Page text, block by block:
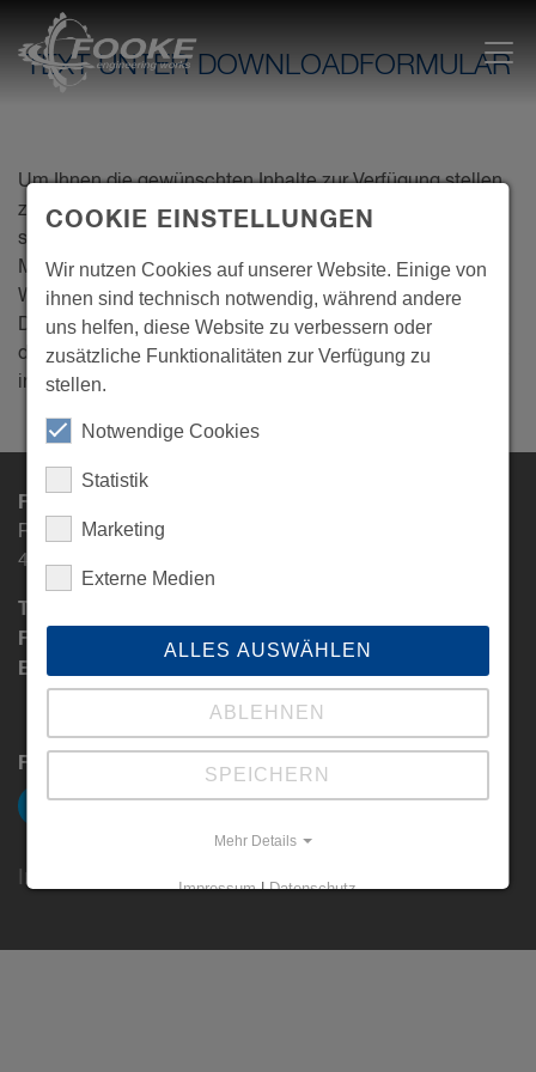
TEXT UNTER DOWNLOADFORMULAR
Um Ihnen die gewünschten Inhalte zur Verfügung stellen
zu können, müssen wir Ihre personenbezogenen Daten
speichern und verarbeiten. Sie haben jederzeit die
Möglichkeit, sich von diesen Mitteilungen abzumelden.
Weitere Informationen zur Abmeldung, zu unseren
Datenschutzpraktiken und zu unserem Engagement für
den Schutz und die Wahrung Ihrer Privatsphäre finden Sie
in unserer
FOOKE GmbH
Raiffeisenstraße 18-22
46325 Borken
Tel.:
Fax:
+49 (0) 2861 / 8009 - 800
E-Mail:
Follow us!
Datenschutz
COOKIE EINSTELLUNGEN
Wir nutzen Cookies auf unserer Website. Einige von
ihnen sind technisch notwendig, während andere
uns helfen, diese Website zu verbessern oder
zusätzliche Funktionalitäten zur Verfügung zu
stellen.
Notwendige Cookies
Statistik
Marketing
Externe Medien
ALLES AUSWÄHLEN
ABLEHNEN
SPEICHERN
Mehr Details
Impressum|Datenschutz